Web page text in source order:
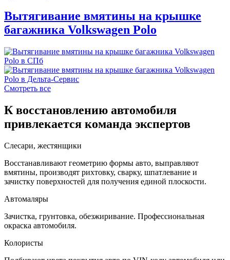
Вытягивание вмятины на крышке
багажника Volkswagen Polo
Смотреть все
К восстановлению автомобиля
привлекается команда экспертов
Слесари, жестянщики
Восстанавливают геометрию формы авто, выправляют
вмятины, производят рихтовку, сварку, шпатлевание и
зачистку поверхностей для получения единой плоскости.
Автомаляры
Зачистка, грунтовка, обезжиривание. Профессиональная
окраска автомобиля.
Колористы